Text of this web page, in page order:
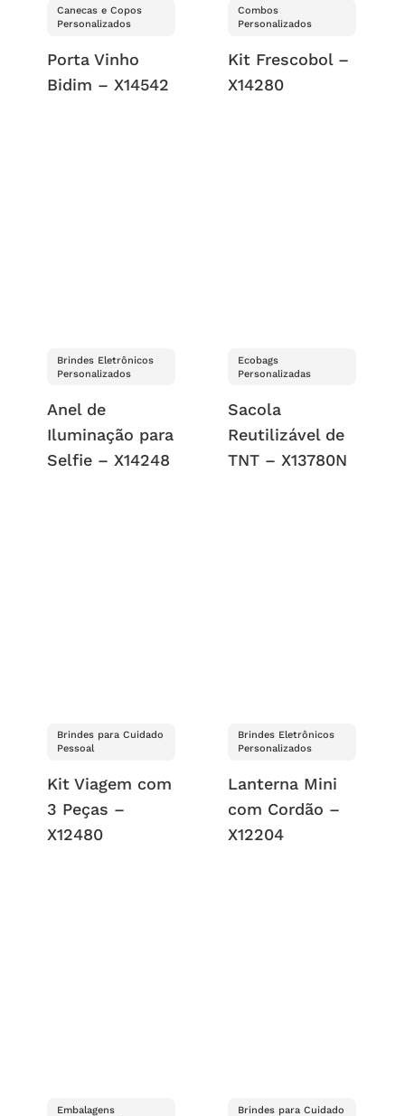
Canecas e Copos
Personalizados
Porta Vinho
Bidim – X14542
Combos
Personalizados
Kit Frescobol –
X14280
Brindes Eletrônicos
Personalizados
Anel de
Iluminação para
Selfie – X14248
Ecobags
Personalizadas
Sacola
Reutilizável de
TNT – X13780N
Brindes para Cuidado
Pessoal
Kit Viagem com
3 Peças –
X12480
Brindes Eletrônicos
Personalizados
Lanterna Mini
com Cordão –
X12204
Embalagens
Brindes para Cuidado